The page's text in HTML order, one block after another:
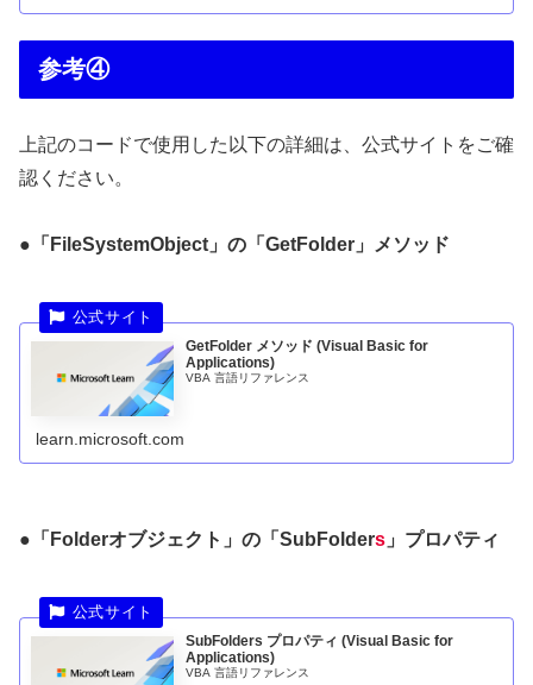
参考④
上記のコードで使用した以下の詳細は、公式サイトをご確
認ください。
●「FileSystemObject」の「GetFolder」メソッド
GetFolder メソッド (Visual Basic for
Applications)
VBA 言語リファレンス
learn.microsoft.com
●「Folderオブジェクト」の「 SubFolders 」プロパティ
SubFolders プロパティ (Visual Basic for
Applications)
VBA 言語リファレンス